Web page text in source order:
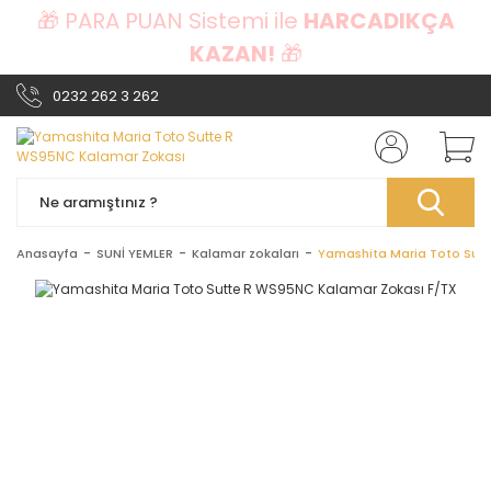
🎁 PARA PUAN Sistemi ile HARCADIKÇA
KAZAN! 🎁
0232 262 3 262
Anasayfa SUNİ YEMLER Kalamar zokaları Yamashita Maria Toto